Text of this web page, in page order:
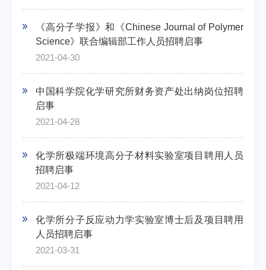
《高分子学报》和《Chinese Journal of Polymer
Science》联合编辑部工作人员招聘启事
2021-04-30
中国科学院化学研究所财务资产处出纳岗位招聘
启事
2021-04-28
化学所极端环境高分子材料实验室项目聘用人员
招聘启事
2021-04-12
化学所分子反应动力学实验室博士后及项目聘用
人员招聘启事
2021-03-31